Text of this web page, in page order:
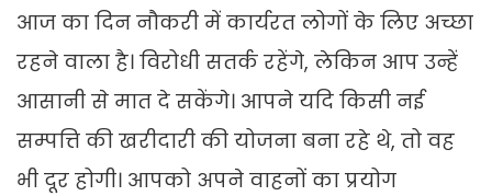
आज का दिन नौकरी में कार्यरत लोगों के लिए अच्छा
रहने वाला है। विरोधी सतर्क रहेंगे, लेकिन आप उन्हें
आसानी से मात दे सकेंगे। आपने यदि किसी नई
सम्पत्ति की खरीदारी की योजना बना रहे थे, तो वह
भी दूर होगी। आपको अपने वाहनों का प्रयोग